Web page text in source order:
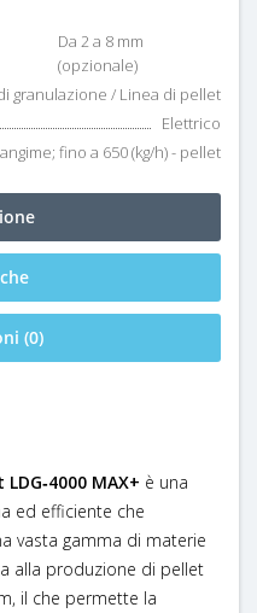
Da 2 a 8 mm
(opzionale)
granulazione / Linea di pellet
Elettrico
fino a 650 (kg/h) - pellet
(0)
MAX+ è una
ed efficiente che
vasta gamma di materie
alla produzione di pellet
il che permette la